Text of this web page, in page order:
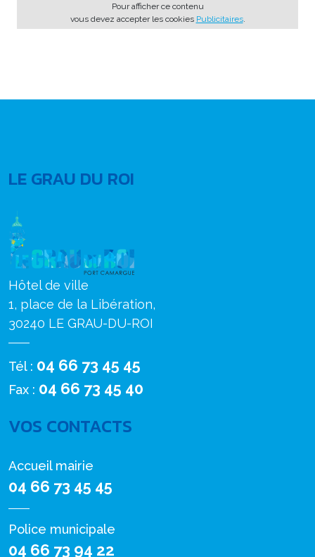
Pour afficher ce contenu
vous devez accepter les cookies Publicitaires.
LE GRAU DU ROI
Hôtel de ville
1, place de la Libération,
30240 LE GRAU-DU-ROI
Tél : 04 66 73 45 45
Fax : 04 66 73 45 40
VOS CONTACTS
Accueil mairie
04 66 73 45 45
Police municipale
04 66 73 94 22